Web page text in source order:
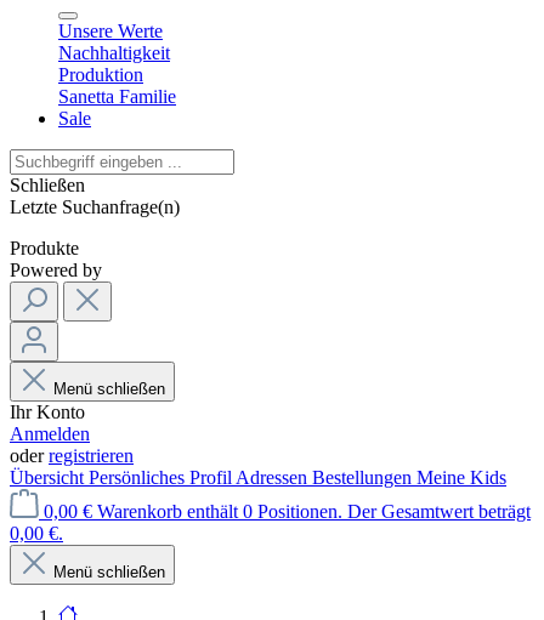
Unsere Werte
Nachhaltigkeit
Produktion
Sanetta Familie
Sale
Schließen
Letzte Suchanfrage(n)
Produkte
Powered by
Menü schließen
Ihr Konto
Anmelden
oderregistrieren
Übersicht Persönliches Profil Adressen Bestellungen Meine Kids
0,00 € Warenkorb enthält 0 Positionen. Der Gesamtwert beträgt
0,00 €.
Menü schließen